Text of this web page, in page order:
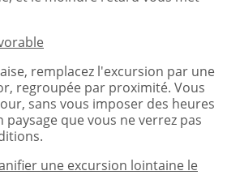
remplacez l'excursion par une
regroupée par proximité. Vous
sans vous imposer des heures
que vous ne verrez pas
une excursion lointaine le